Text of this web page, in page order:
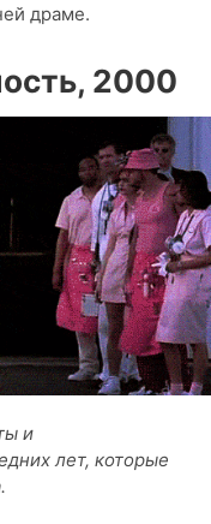
драме.
2000
и
лет, которые